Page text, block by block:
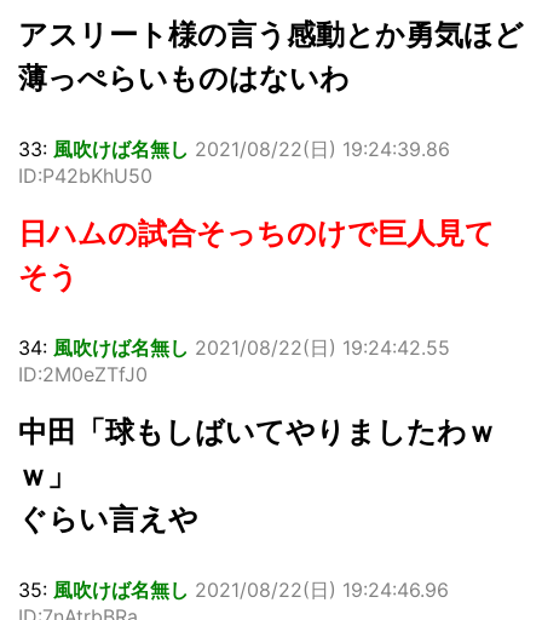
アスリート様の言う感動とか勇気ほど
薄っぺらいものはないわ
33: 風吹けば名無し 2021/08/22(日) 19:24:39.86
ID:P42bKhU50
日ハムの試合そっちのけで巨人見て
そう
34: 風吹けば名無し 2021/08/22(日) 19:24:42.55
ID:2M0eZTfJ0
中田「球もしばいてやりましたわｗ
ｗ」
ぐらい言えや
35: 風吹けば名無し 2021/08/22(日) 19:24:46.96